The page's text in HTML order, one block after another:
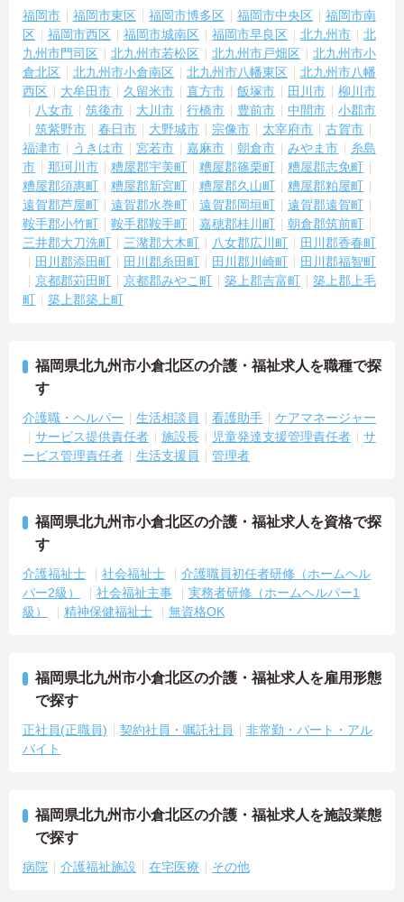
います
＜手厚い子育て支援！プライベートも大切にできる環境＞ 「ワーク
ライフバランスを重視する方にも大変おすすめの求人です。希望を
考慮したシフト作成や半日単位で取得できる有給休暇など、無理な
く働ける体制が整っています。特に子育て支援が手厚く、10～18歳
のお子様を対象とした『子ども手当』や、企業主導型保育所の利用
手当（月1万円）なども充実！ご家族の急な体調不良時には家族愛休
暇も利用でき、ライフステージが変わっても安心のサポート体制で
す。
福岡市 福岡市東区 福岡市博多区 福岡市中央区
福岡市南
区
福岡市西区 福岡市城南区 福岡市早良区 北九州市
北
九州市門司区
北九州市若松区 北九州市戸畑区
北九州市小
倉北区
北九州市小倉南区 北九州市八幡東区
北九州市八幡
西区
大牟田市 久留米市 直方市 飯塚市 田川市
柳川市
八女市
筑後市 大川市 行橋市 豊前市 中間市
小郡市
筑紫野市
春日市 大野城市 宗像市 太宰府市
古賀市
福津市
うきは市 宮若市 嘉麻市 朝倉市 みやま市
糸島
市
那珂川市 糟屋郡宇美町 糟屋郡篠栗町
糟屋郡志免町
糟屋郡須惠町
糟屋郡新宮町 糟屋郡久山町
糟屋郡粕屋町
遠賀郡芦屋町
遠賀郡水巻町 遠賀郡岡垣町
遠賀郡遠賀町
鞍手郡小竹町
鞍手郡鞍手町 嘉穂郡桂川町
朝倉郡筑前町
三井郡大刀洗町
三潴郡大木町 八女郡広川町
田川郡香春町
田川郡添田町
田川郡糸田町 田川郡川崎町
田川郡福智町
京都郡苅田町
京都郡みやこ町 築上郡吉富町
築上郡上毛
町
築上郡築上町
福岡県北九州市小倉北区の介護・福祉求人を職種で探
す
介護職・ヘルパー 生活相談員 看護助手
ケアマネージャー
サービス提供責任者
施設長 児童発達支援管理責任者
サ
ービス管理責任者
生活支援員 管理者
福岡県北九州市小倉北区の介護・福祉求人を資格で探
す
介護福祉士 社会福祉士
介護職員初任者研修（ホームヘル
パー2級）
社会福祉主事
実務者研修（ホームヘルパー1
級）
精神保健福祉士 無資格OK
福岡県北九州市小倉北区の介護・福祉求人を雇用形態
で探す
正社員(正職員) 契約社員・嘱託社員
非常勤・パート・アル
バイト
福岡県北九州市小倉北区の介護・福祉求人を施設業態
で探す
病院 介護福祉施設 在宅医療 その他